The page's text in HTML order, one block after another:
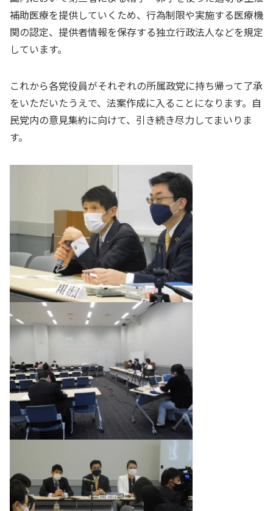
補助医療を提供していくため、行為制限や実施する医療機
関の認定、提供者情報を保存する独立行政法人などを規定
しています。
これから各党役員がそれぞれの所属政党に持ち帰って了承
をいただいたうえで、法案作成に入ることになります。自
民党内の意見集約に向けて、引き続き尽力してまいりま
す。